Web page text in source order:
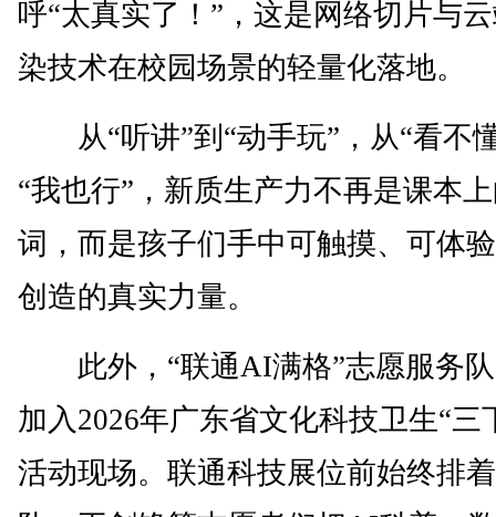
呼“太真实了！”，这是网络切片与
染技术在校园场景的轻量化落地。
从“听讲”到“动手玩”，从“看不
“我也行”，新质生产力不再是课本
词，而是孩子们手中可触摸、可体
创造的真实力量。
此外，“联通AI满格”志愿服务
加入2026年广东省文化科技卫生“三
活动现场。联通科技展位前始终排